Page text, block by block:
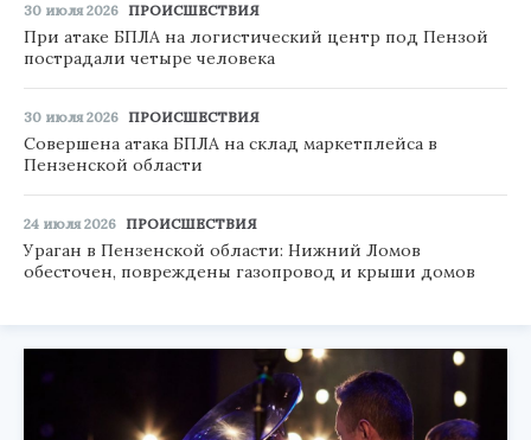
30 июля 2026 ПРОИСШЕСТВИЯ
При атаке БПЛА на логистический центр под Пензой
пострадали четыре человека
30 июля 2026 ПРОИСШЕСТВИЯ
Совершена атака БПЛА на склад маркетплейса в
Пензенской области
24 июля 2026 ПРОИСШЕСТВИЯ
Ураган в Пензенской области: Нижний Ломов
обесточен, повреждены газопровод и крыши домов